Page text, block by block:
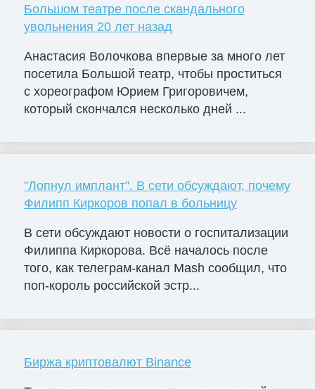
Большом театре после скандального
увольнения 20 лет назад
Анастасия Волочкова впервые за много лет
посетила Большой театр, чтобы проститься
с хореографом Юрием Григоровичем,
который скончался несколько дней ...
"Лопнул имплант". В сети обсуждают, почему
Филипп Киркоров попал в больницу
В сети обсуждают новости о госпитализации
Филиппа Киркорова. Всё началось после
того, как телеграм-канал Mash сообщил, что
поп-король российской эстр...
Биржа криптовалют Binance